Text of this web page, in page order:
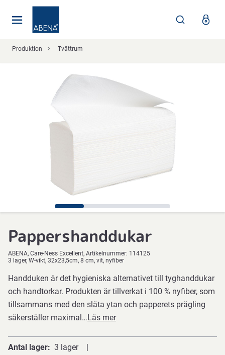
Produktion Tvättrum
Pappershanddukar
ABENA Care-Ness Excellent Artikelnummer: 114125
3 lager, W-vikt, 32x23,5cm, 8 cm, vit, nyfiber
Handduken är det hygieniska alternativet till tyghanddukar
och handtorkar. Produkten är tillverkat i 100 % nyfiber, som
tillsammans med den släta ytan och papperets prägling
säkerställer maximal…Läs mer
Antal lager
3 lager